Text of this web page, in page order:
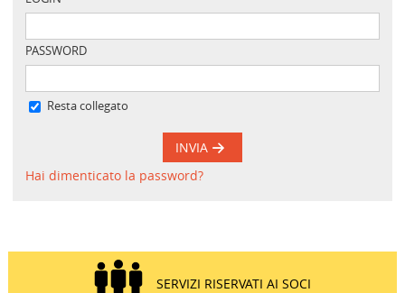
PASSWORD
Resta collegato
INVIA
Hai dimenticato la password?
SERVIZI RISERVATI AI SOCI